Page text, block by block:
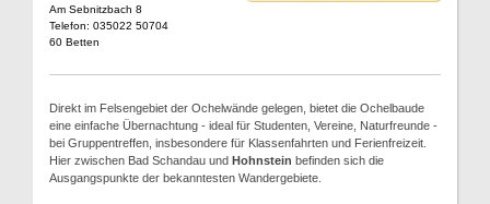
Am Sebnitzbach 8
Telefon: 035022 50704
60 Betten
Direkt im Felsengebiet der Ochelwände gelegen, bietet die Ochelbaude
eine einfache Übernachtung - ideal für Studenten, Vereine, Naturfreunde -
bei Gruppentreffen, insbesondere für Klassenfahrten und Ferienfreizeit.
Hier zwischen Bad Schandau und Hohnstein befinden sich die
Ausgangspunkte der bekanntesten Wandergebiete.